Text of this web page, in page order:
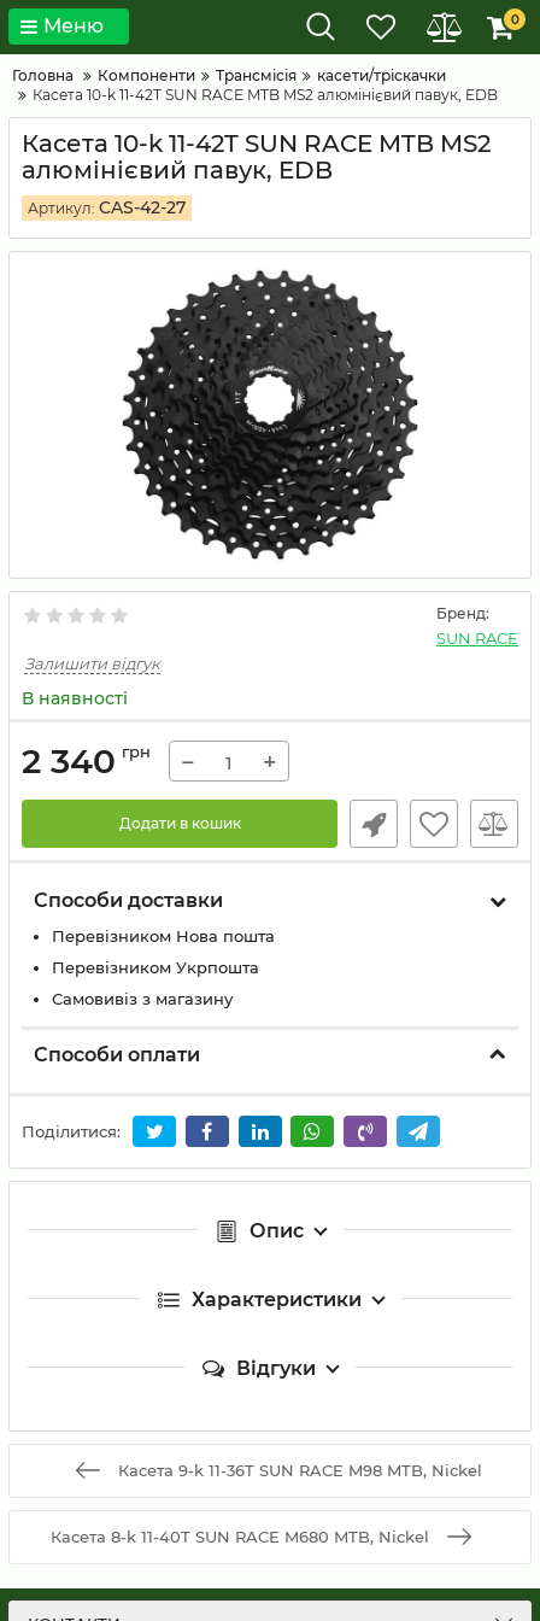
Меню 0
Головна Компоненти Трансмісія
касети/тріскачки
Касета 10-k 11-42T SUN RACE MTB MS2 алюмінієвий павук, EDB
Касета 10-k 11-42T SUN RACE MTB MS2
алюмінієвий павук, EDB
Артикул: CAS-42-27
Бренд:
SUN RACE
Залишити відгук
В наявності
2 340 грн − +
Додати в кошик
Способи доставки
Перевізником Нова пошта
Перевізником Укрпошта
Самовивіз з магазину
Способи оплати
Поділитися:
Опис
Характеристики
Відгуки
Касета 9-k 11-36T SUN RACE M98 MTB, Nickel
Касета 8-k 11-40T SUN RACE M680 MTB, Nickel